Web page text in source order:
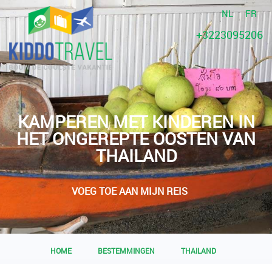
NL FR
+3223095206
KAMPEREN MET KINDEREN IN
HET ONGEREPTE OOSTEN VAN
THAILAND
VOEG TOE AAN MIJN REIS
HOME BESTEMMINGEN THAILAND